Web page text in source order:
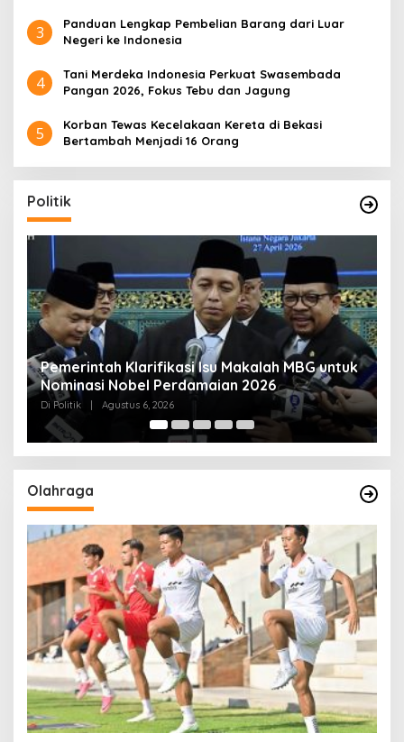
3
Panduan Lengkap Pembelian Barang dari Luar
Negeri ke Indonesia
4
Tani Merdeka Indonesia Perkuat Swasembada
Pangan 2026, Fokus Tebu dan Jagung
5
Korban Tewas Kecelakaan Kereta di Bekasi
Bertambah Menjadi 16 Orang
Politik
Muktamar NU ke-35 di Jombang, Panitia
Siagakan 3 Posko Kesehatan 24 Jam
Di Politik Agustus 6, 2026
Olahraga